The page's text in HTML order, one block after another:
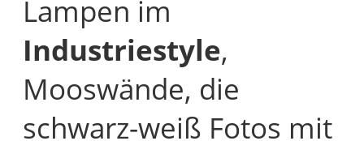
Lampen im
Industriestyle,
Mooswände, die
schwarz-weiß Fotos mit